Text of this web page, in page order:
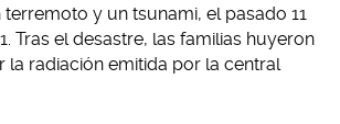
y un tsunami, el pasado 11
Tras el desastre, las familias huyeron
la radiación emitida por la central